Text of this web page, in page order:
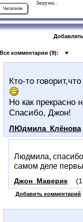
Читатели
Загрузка...
Все комментарии (9): ▼
Кто-то
Но как прекрасно
Спасибо, Джон!
ЛЮдмила_Клёнова
Людмила, спасибо
самом деле
Джон_Маверик
Добавить комментарий